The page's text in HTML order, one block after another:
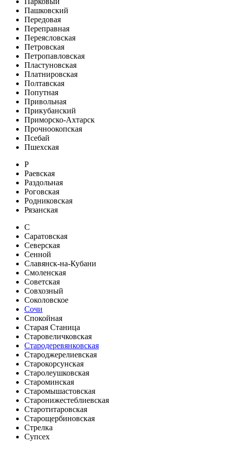
Пашковский
Передовая
Переправная
Переясловская
Петровская
Петропавловская
Пластуновская
Платнировская
Полтавская
Попутная
Привольная
Прикубанский
Приморско-Ахтарск
Прочноокопская
Псебай
Пшехская
Р
Раевская
Раздольная
Роговская
Родниковская
Рязанская
С
Саратовская
Северская
Сенной
Славянск-на-Кубани
Смоленская
Советская
Совхозный
Соколовское
Сочи
Спокойная
Старая Станица
Старовеличковская
Стародеревянковская
Староджерелиевская
Старокорсунская
Старолеушковская
Староминская
Старомышастовская
Старонижестеблиевская
Старотитаровская
Старощербиновская
Стрелка
Супсех